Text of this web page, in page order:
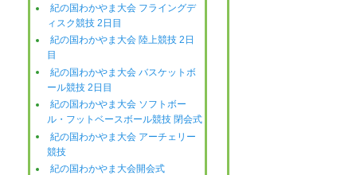
紀の国わかやま大会 フライングデ
ィスク競技 2日目
紀の国わかやま大会 陸上競技 2日
目
紀の国わかやま大会 バスケットボ
ール競技 2日目
紀の国わかやま大会 ソフトボー
ル・フットベースボール競技 閉会式
紀の国わかやま大会 アーチェリー
競技
紀の国わかやま大会開会式